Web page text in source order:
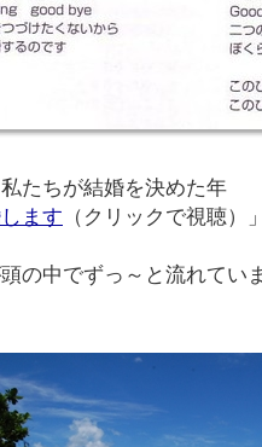
たちが結婚を決めた年
ます （クリックで視聴）
の中でずっ～と流れてい